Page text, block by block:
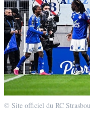
© Site officiel du RC